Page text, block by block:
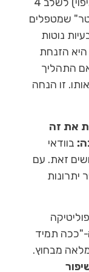
שמטפלים
נוטות
הזנחת
שאם התהליך
זו הנחה
את זה
בוודאי
זאת. עם
יתרונות
"ככה תמיד
מבחוץ.